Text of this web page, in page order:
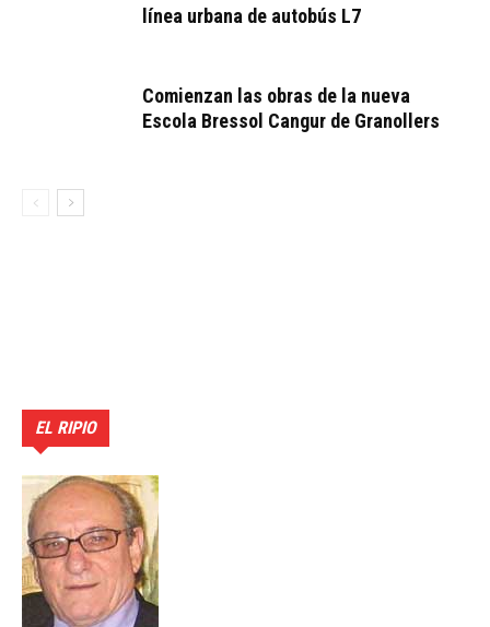
línea urbana de autobús L7
Comienzan las obras de la nueva
Escola Bressol Cangur de Granollers
EL RIPIO